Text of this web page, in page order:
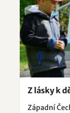
Z lásky k
Západní